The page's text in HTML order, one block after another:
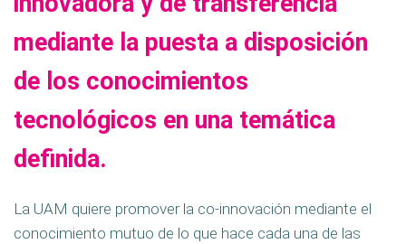
mediante la puesta a disposición
de los conocimientos
tecnológicos en una temática
definida.
La UAM quiere promover la co-innovación mediante el
conocimiento mutuo de lo que hace cada una de las